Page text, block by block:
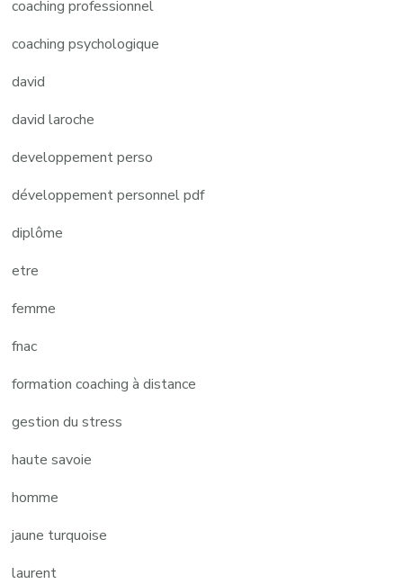
coaching professionnel
coaching psychologique
david
david laroche
developpement perso
développement personnel pdf
diplôme
etre
femme
fnac
formation coaching à distance
gestion du stress
haute savoie
homme
jaune turquoise
laurent